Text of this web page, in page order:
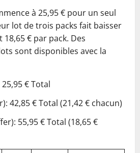
à 25,95 € pour un seul
lot de trois packs fait baisser
€ par pack. Des
sont disponibles avec la
€ Total
42,85 € Total (21,42 € chacun)
55,95 € Total (18,65 €